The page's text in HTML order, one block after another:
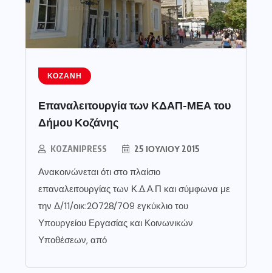
ΚΟΖΆΝΗ
Επαναλειτουργία των ΚΔΑΠ-ΜΕΑ του
Δήμου Κοζάνης
KOZANIPRESS 25 ΙΟΥΛΊΟΥ 2015
Ανακοινώνεται ότι στο πλαίσιο
επαναλειτουργίας των Κ.Δ.Α.Π και σύμφωνα με
την Δ/11/οικ:20728/709 εγκύκλιο του
Υπουργείου Εργασίας και Κοινωνικών
Υποθέσεων, από